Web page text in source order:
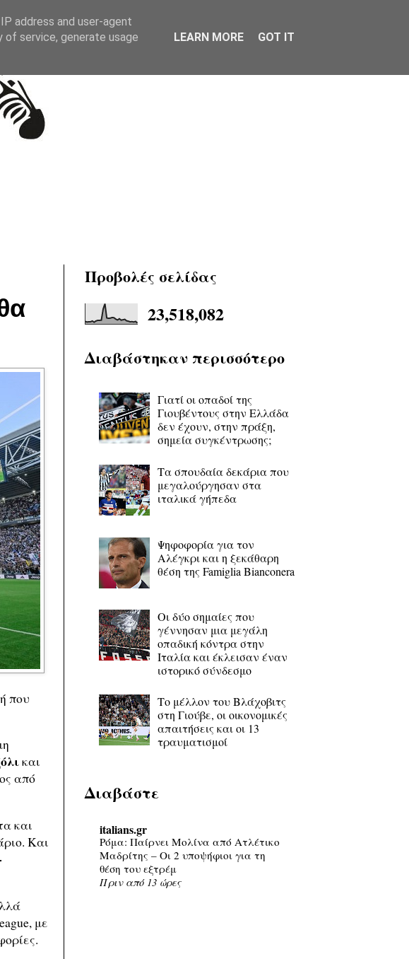
που
και
από
και
Και
με
Προβολές σελίδας
23,518,082
Διαβάστηκαν περισσότερο
Γιατί οι οπαδοί της
Γιουβέντους στην Ελλάδα
δεν έχουν, στην πράξη,
σημεία συγκέντρωσης;
Τα σπουδαία δεκάρια που
μεγαλούργησαν στα
ιταλικά γήπεδα
Ψηφοφορία για τον
Αλέγκρι και η ξεκάθαρη
θέση της Famiglia Bianconera
Οι δύο σημαίες που
γέννησαν μια μεγάλη
οπαδική κόντρα στην
Ιταλία και έκλεισαν έναν
ιστορικό σύνδεσμο
Το μέλλον του Βλάχοβιτς
στη Γιούβε, οι οικονομικές
απαιτήσεις και οι 13
τραυματισμοί
Διαβάστε
italians.gr
Ρόμα: Παίρνει Μολίνα από Ατλέτικο
Μαδρίτης – Οι 2 υποψήφιοι για τη
θέση του εξτρέμ
Πριν από 13 ώρες
address and user-agent
of service, generate usage
LEARN MORE GOT IT